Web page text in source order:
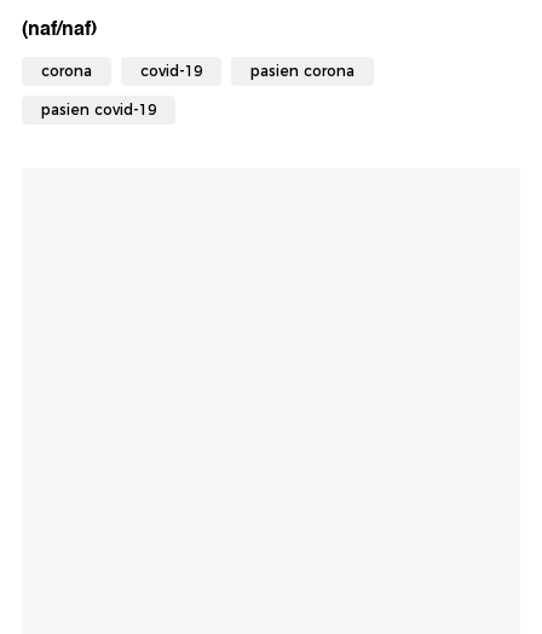
(naf/naf)
corona covid-19 pasien corona
pasien covid-19